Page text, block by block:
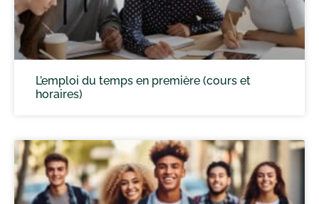
L’emploi du temps en première (cours et
horaires)